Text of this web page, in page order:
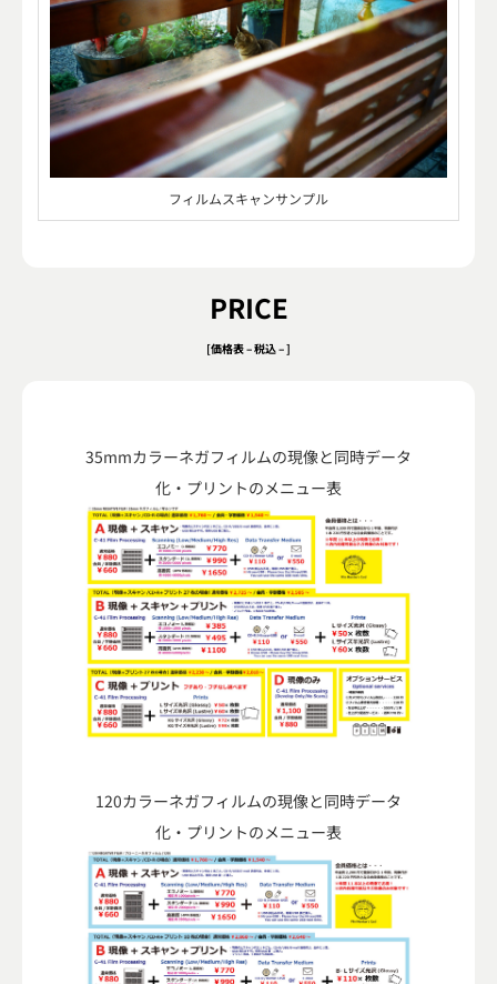
フィルムスキャンサンプル
PRICE
[価格表 – 税込 – ]
35mmカラーネガフィルムの現像と同時データ
化・プリントのメニュー表
120カラーネガフィルムの現像と同時データ
化・プリントのメニュー表